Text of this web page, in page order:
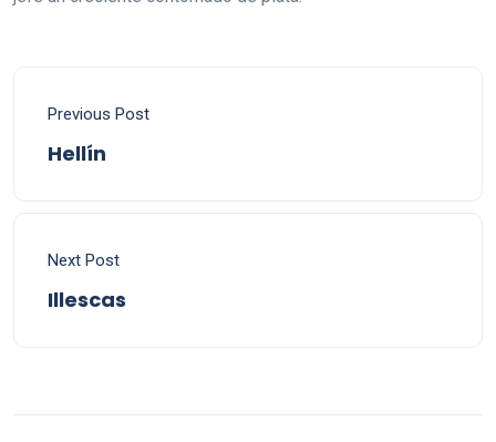
Previous Post
Hellín
Next Post
Illescas